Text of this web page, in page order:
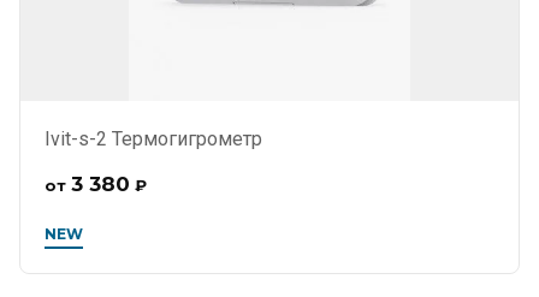
Ivit-s-2 Термогигрометр
NEW
от 3 380 ₽